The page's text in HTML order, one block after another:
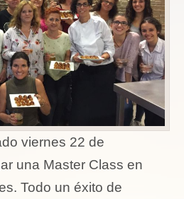
viernes 22 de
una Master Class en
Todo un éxito de